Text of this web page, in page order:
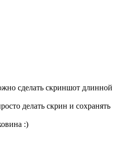
сделать скриншот длинной
делать скрин и сохранять
:)